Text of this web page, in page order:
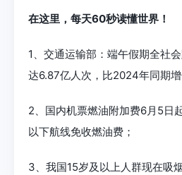
在这里，每天60秒读懂世界！
1、交通运输部：端午假期全社
达6.87亿人次，比2024年同期增
2、国内机票燃油附加费6月5日
以下航线免收燃油费；
3、我国15岁及以上人群现在吸